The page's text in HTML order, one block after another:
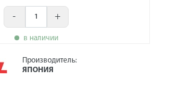
- +
в наличии
Производитель:
ЯПОНИЯ